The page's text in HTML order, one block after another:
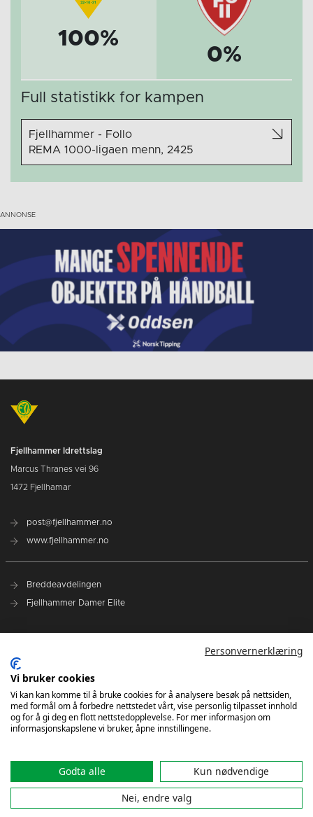
100%
0%
Full statistikk for kampen
Fjellhammer - Follo
REMA 1000-ligaen menn, 2425
Fjellhammer Idrettslag
Marcus Thranes vei 96
1472 Fjellhamar
post@fjellhammer.no
www.fjellhammer.no
Breddeavdelingen
Fjellhammer Damer Elite
NHF Region Øst
Kontakt oss
Personvernerklæring
Vi bruker cookies
Vi kan kan komme til å bruke cookies for å analysere besøk på nettsiden,
med formål om å forbedre nettstedet vårt, vise personlig tilpasset innhold
og for å gi deg en flott nettstedopplevelse. For mer informasjon om
informasjonskapslene vi bruker, åpne innstillingene.
Godta alle
Kun nødvendige
Nei, endre valg